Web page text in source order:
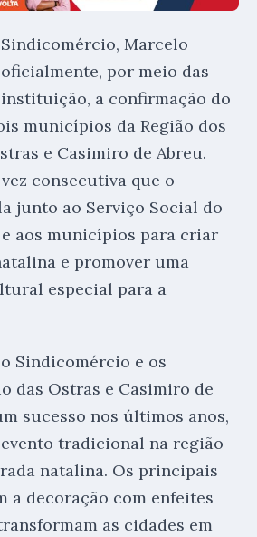
Marcelo
por meio das
a confirmação do
municípios da Região dos
e Casimiro de Abreu.
consecutiva que o
junto ao Serviço Social do
e aos municípios para criar
e promover uma
especial para a
Sindicomércio e os
das Ostras e Casimiro de
sucesso nos últimos anos,
tradicional na região
natalina. Os principais
a decoração com enfeites
as cidades em